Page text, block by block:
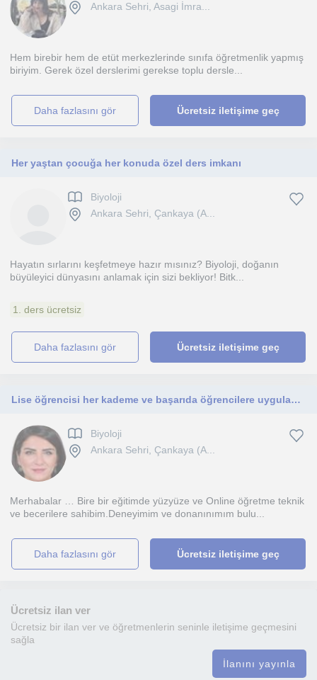
Ankara Sehri, Asagi İmra...
Hem birebir hem de etüt merkezlerinde sınıfa öğretmenlik yapmış
biriyim. Gerek özel derslerimi gerekse toplu dersle...
daha fazlasını gör Ücretsiz iletişime geç
Her yaştan çocuğa her konuda özel ders imkanı
Biyoloji
Ankara Sehri, Çankaya (A...
Hayatın sırlarını keşfetmeye hazır mısınız? Biyoloji, doğanın
büyüleyici dünyasını anlamak için sizi bekliyor! Bitk...
1. ders ücretsiz
daha fazlasını gör Ücretsiz iletişime geç
Lise öğrencisi her kademe ve başarıda öğrencilere uygulamalı ve teorik ders verebilmekteyim.
Biyoloji
Ankara Sehri, Çankaya (A...
Merhabalar … Bire bir eğitimde yüzyüze ve Online öğretme teknik
ve becerilere sahibim.Deneyimim ve donanınımım bulu...
daha fazlasını gör Ücretsiz iletişime geç
Ücretsiz ilan ver
Ücretsiz bir ilan ver ve öğretmenlerin seninle iletişime geçmesini
sağla
İlanını yayınla